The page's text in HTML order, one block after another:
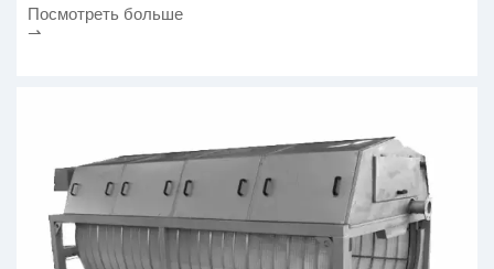
Посмотреть больше
⇀